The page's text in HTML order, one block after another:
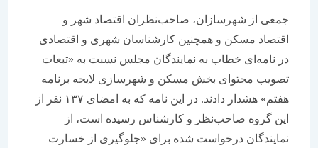
جمعی از شهرسازان، صاحب‌‌‌نظران اقتصاد شهر و
اقتصاد مسکن و همچنین کارشناسان شهری و اقتصادی
در نامه‌‌‌ای خطاب به نمایندگان مجلس نسبت به «تبعات
تصویب محتوای بخش مسکن و شهرسازی لایحه برنامه
هفتم» هشدار دادند. در این نامه که به امضای ۱۳۷ نفر از
این گروه صاحب‌نظر و کارشناس رسیده است، از
نمایندگان درخواست شده برای «جلوگیری از خسارت